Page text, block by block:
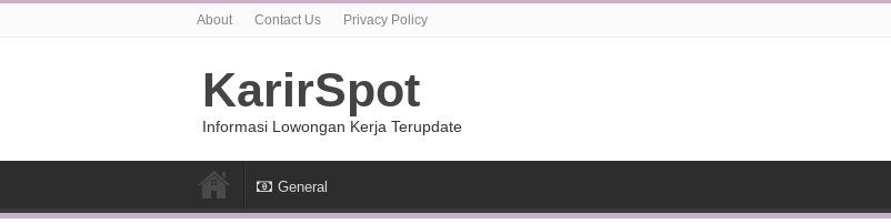
About Contact Us Privacy Policy
KarirSpot
Informasi Lowongan Kerja Terupdate
General